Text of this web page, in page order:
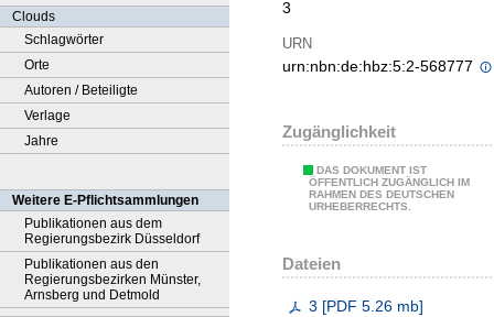
Clouds
Schlagwörter
Orte
Autoren / Beteiligte
Verlage
Jahre
Weitere E-Pflichtsammlungen
Publikationen aus dem
Regierungsbezirk Düsseldorf
Publikationen aus den
Regierungsbezirken Münster,
Arnsberg und Detmold
3
URN
urn:nbn:de:hbz:5:2-568777
Zugänglichkeit
DAS DOKUMENT IST
ÖFFENTLICH ZUGÄNGLICH IM
RAHMEN DES DEUTSCHEN
URHEBERRECHTS.
Dateien
3 [PDF 5.26 mb]